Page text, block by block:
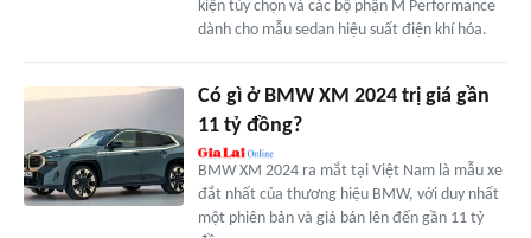
kiện tùy chọn và các bộ phận M Performance
dành cho mẫu sedan hiệu suất điện khí hóa.
Có gì ở BMW XM 2024 trị giá gần
11 tỷ đồng?
BMW XM 2024 ra mắt tại Việt Nam là mẫu xe
đắt nhất của thương hiệu BMW, với duy nhất
một phiên bản và giá bán lên đến gần 11 tỷ